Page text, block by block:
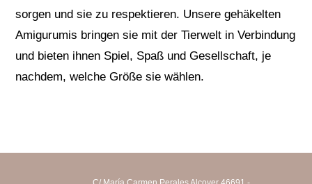
sorgen und sie zu respektieren. Unsere gehäkelten
Amigurumis bringen sie mit der Tierwelt in Verbindung
und bieten ihnen Spiel, Spaß und Gesellschaft, je
nachdem, welche Größe sie wählen.